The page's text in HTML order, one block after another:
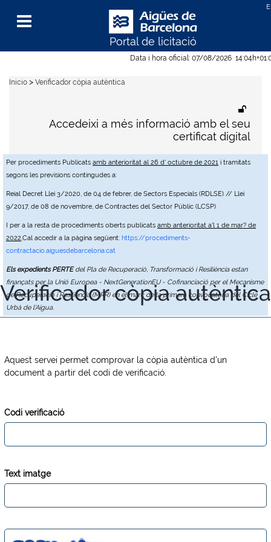
Data i hora oficial: 07/08/2026 14:04h
Per procediments Publicats amb anterioritat al 26 d' octubre de 2021 i tramitats
segons les previsions contingudes a:
Reial Decret Llei 3/2020, de 04 de febrer, de Sectors Especials (RDLSE) // Llei
9/2017, de 08 de novembre, de Contractes del Sector Públic (LCSP)
I per a la resta de procediments oberts publicats amb anterioritat a'l 1 de mar? de
2022,Cal accedir a la pàgina següent: https://procediments-
contractacio.aiguesdebarcelona.cat
Els expedients PERTEdel Pla de Recuperació, Transformació i Resiliència estan
finançats per la Unió Europea - NextGenerationEU - Cofinanciació per el Mecanisme
de Recuperació i Resiliència (MRR) en el marc de la primera convocatòria del Cicle
Urbà de l'Aigua.
Portal de licitació
Menu
Accedeixi a més informació amb el seu
certificat digital
Inicio > Verificador còpia autèntica
Verificador còpia autèntica
Aquest servei permet comprovar la còpia autèntica d'un
document a partir del codi de verificació.
Codi verificació
Text imatge